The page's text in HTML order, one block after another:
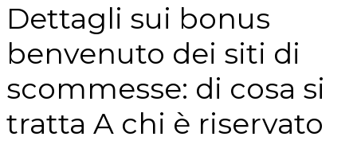
Dettagli sui bonus
benvenuto dei siti di
scommesse: di cosa si
tratta A chi è riservato